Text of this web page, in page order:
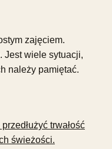
zajęciem.
Jest wiele sytuacji,
należy pamiętać.
trwałość
świeżości.